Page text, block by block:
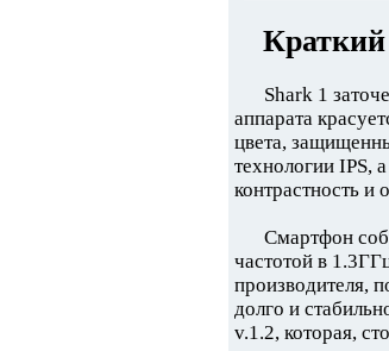
Краткий
Shark 1
аппарата
цвета,
технологии IPS,
контрастность и
Смартфон
частотой в
производителя,
долго и
v.1.2, которая,